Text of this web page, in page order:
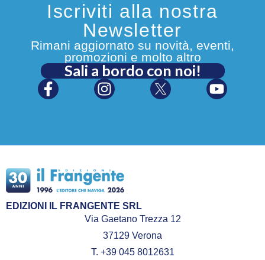
Iscriviti alla nostra
Newsletter
Rimani aggiornato su novità, eventi,
promozioni e molto altro
Sali a bordo con noi!
EDIZIONI IL FRANGENTE SRL
Via Gaetano Trezza 12
37129 Verona
T. +39 045 8012631